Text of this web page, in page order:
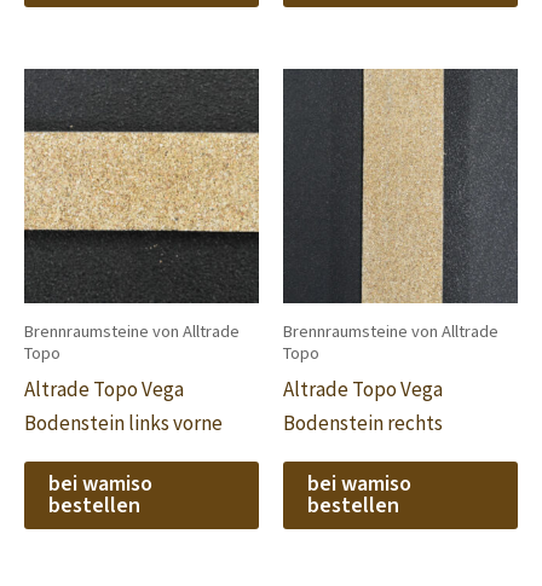
Brennraumsteine von Alltrade
Topo
Altrade Topo Vega
Bodenstein links vorne
bei wamiso
bestellen
Brennraumsteine von Alltrade
Topo
Altrade Topo Vega
Bodenstein rechts
bei wamiso
bestellen